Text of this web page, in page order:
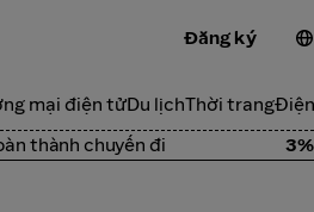
Đăng ký
mại điện tửDu lịchThời trang
thành chuyến đi
3%